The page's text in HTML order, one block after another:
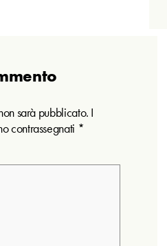
sarà pubblicato. I
contrassegnati *